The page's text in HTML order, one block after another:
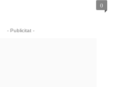
0
- Publicitat -